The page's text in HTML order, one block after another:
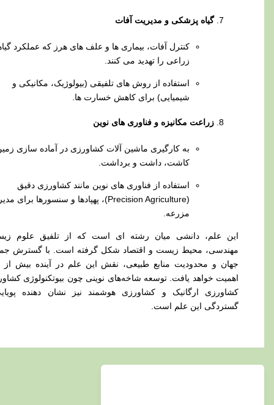
گیاه‌ پزشکی و مدیریت آفات
کنترل آفات، بیماری‌ ها و علف‌ های هرز که عملکرد گیاهان
زراعی را تهدید می‌ کنند.
استفاده از روش‌ های تلفیقی (بیولوژیک، مکانیکی و
شیمیایی) برای کاهش خسارت‌ ها.
زراعت مکانیزه و فناوری‌ های نوین
به‌ کارگیری ماشین‌ آلات کشاورزی در آماده‌ سازی زمین،
کاشت، داشت و برداشت.
استفاده از فناوری‌ های نوین مانند کشاورزی دقیق
(Precision Agriculture)، پهپادها و سنسورها برای مدیریت
علم، دانشی میان‌ رشته‌ ای است که از تلفیق علوم زیستی،
محیط‌ زیست و اقتصاد شکل گرفته است. با گسترش جمعیت
و محدودیت منابع طبیعی، نقش این علم در آینده بیش از پیش
خواهد یافت. توسعه شاخه‌های نوینی چون بیوتکنولوژی کشاورزی،
ارگانیک و کشاورزی هوشمند نیز نشان‌ دهنده پویایی و
این علم است.